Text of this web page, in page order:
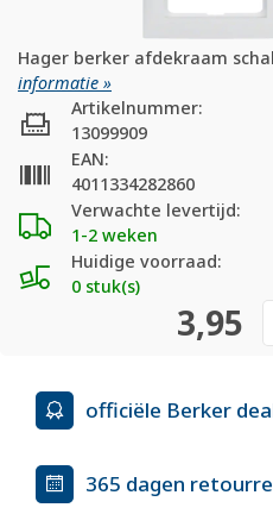
Hager berker afdekraam
informatie »
Verwachte levertijd:
1-2 weken
Huidige voorraad:
0 stuk(s)
Artikelnummer:
13099909
EAN:
4011334282860
3,95
officiële Berker
365 dagen